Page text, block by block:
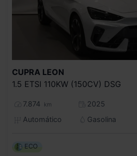
CUPRA LEON
1.5 ETSI 110KW (150CV) DSG
7.874 km
2025
Automático
Gasolina
ECO